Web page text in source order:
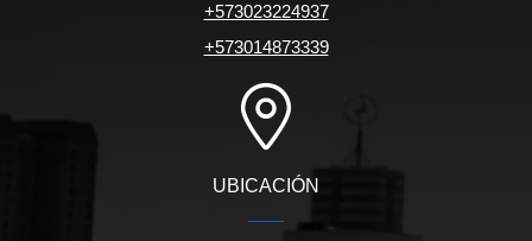
+573023224937
+573014873339
UBICACIÓN